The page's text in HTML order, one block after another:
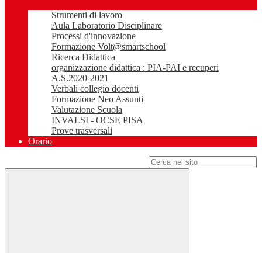
Strumenti di lavoro
Aula Laboratorio Disciplinare
Processi d'innovazione
Formazione Volt@smartschool
Ricerca Didattica
organizzazione didattica : PIA-PAI e recuperi
A.S.2020-2021
Verbali collegio docenti
Formazione Neo Assunti
Valutazione Scuola
INVALSI - OCSE PISA
Prove trasversali
Orario